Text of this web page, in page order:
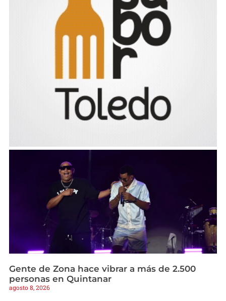
Gente de Zona hace vibrar a más de 2.500
personas en Quintanar
agosto 8, 2026